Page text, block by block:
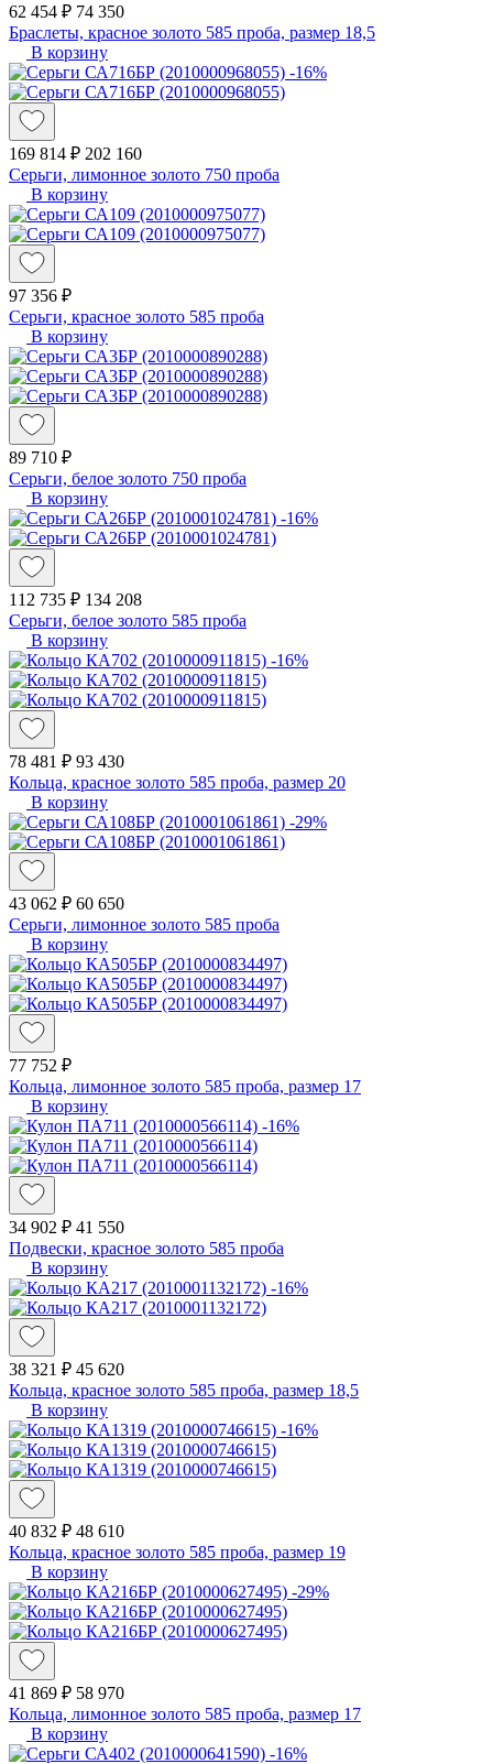
62 454 ₽ 74 350
Браслеты, красное золото 585 проба, размер 18,5
В корзину
-16%
169 814 ₽ 202 160
Серьги, лимонное золото 750 проба
В корзину
97 356 ₽
Серьги, красное золото 585 проба
В корзину
89 710 ₽
Серьги, белое золото 750 проба
В корзину
-16%
112 735 ₽ 134 208
Серьги, белое золото 585 проба
В корзину
-16%
78 481 ₽ 93 430
Кольца, красное золото 585 проба, размер 20
В корзину
-29%
43 062 ₽ 60 650
Серьги, лимонное золото 585 проба
В корзину
77 752 ₽
Кольца, лимонное золото 585 проба, размер 17
В корзину
-16%
34 902 ₽ 41 550
Подвески, красное золото 585 проба
В корзину
-16%
38 321 ₽ 45 620
Кольца, красное золото 585 проба, размер 18,5
В корзину
-16%
40 832 ₽ 48 610
Кольца, красное золото 585 проба, размер 19
В корзину
-29%
41 869 ₽ 58 970
Кольца, лимонное золото 585 проба, размер 17
В корзину
-16%